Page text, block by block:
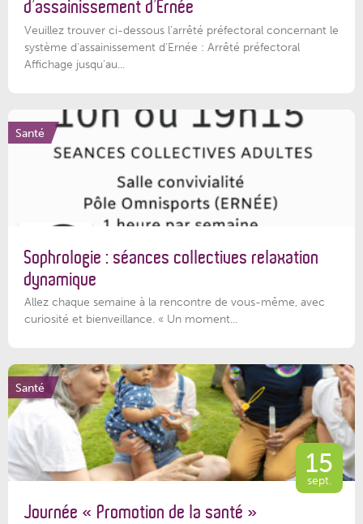
d’assainissement d’Ernée
Veuillez trouver ci-dessous l’arrêté préfectoral concernant le
système d'assainissement d'Ernée : Arrêté préfectoral
Affichage jusqu'au...
Santé
Sophrologie : séances collectives relaxation
dynamique
Allez chaque semaine à la rencontre de vous-même, avec
curiosité et bienveillance. « Un moment...
Santé
15
sept.
Journée « Promotion de la santé »